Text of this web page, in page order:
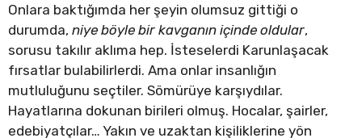
Onlara baktığımda her şeyin olumsuz gittiği o
durumda, niye böyle bir kavganın içinde oldular,
sorusu takılır aklıma hep. İsteselerdi Karunlaşacak
fırsatlar bulabilirlerdi. Ama onlar insanlığın
mutluluğunu seçtiler. Sömürüye karşıydılar.
Hayatlarına dokunan birileri olmuş. Hocalar, şairler,
edebiyatçılar… Yakın ve uzaktan kişiliklerine yön